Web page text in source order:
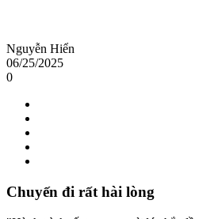
Nguyễn Hiển
06/25/2025
0
Chuyến đi rất hài lòng